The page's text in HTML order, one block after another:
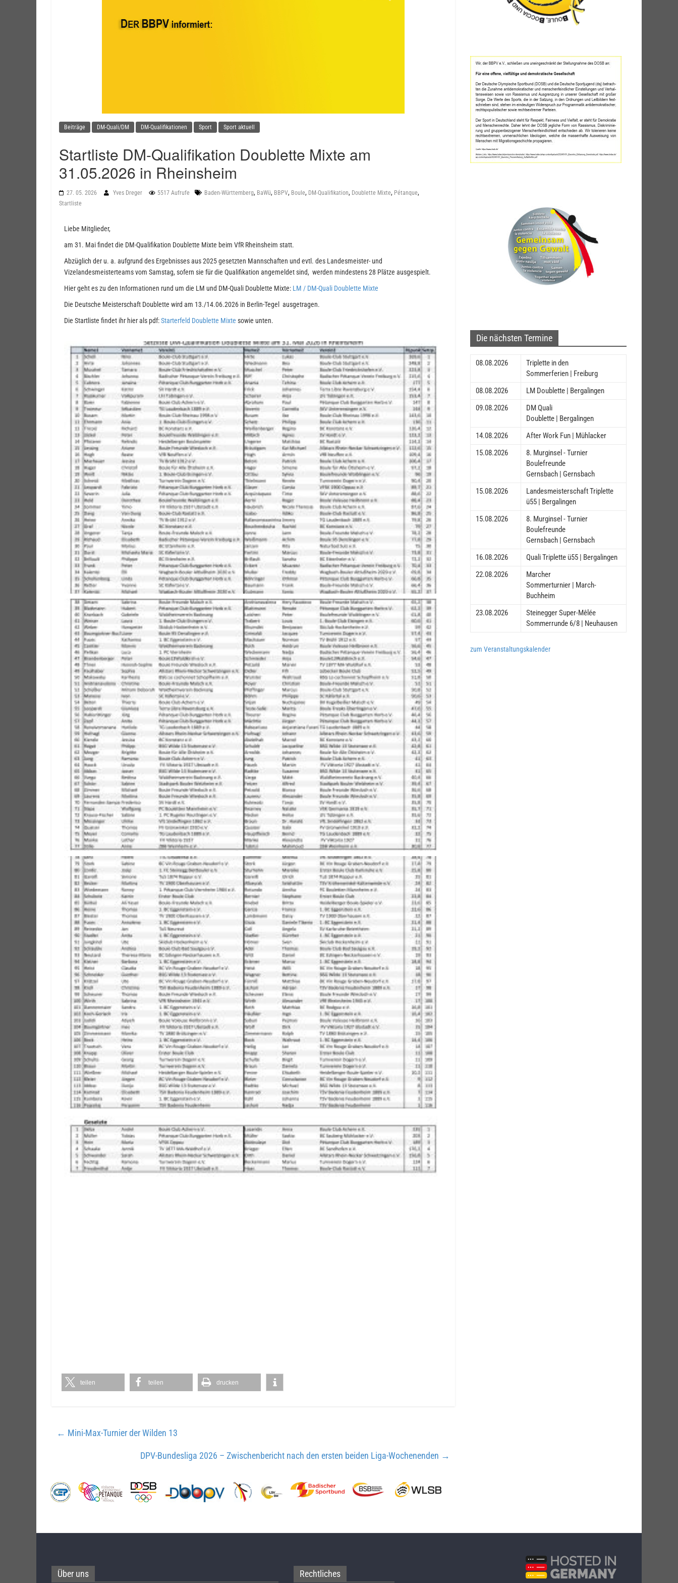
Beiträge DM-Quali/DM DM-Qualifikationen Sport Sport aktuell
Startliste DM-Qualifikation Doublette Mixte am
31.05.2026 in Rheinsheim
27. 05. 2026 Yves Dreger 5517 Aufrufe Baden-Württemberg, BaWü, BBPV, Boule, DM-Qualifikation, Doublette Mixte, Pétanque,
Startliste
Liebe Mitglieder,
am 31. Mai findet die DM-Qualifikation Doublette Mixte beim VfR Rheinsheim statt.
Abzüglich der u. a. aufgrund des Ergebnisses aus 2025 gesetzten Mannschaften und evtl. des Landesmeister- und
Vizelandesmeisterteams vom Samstag, sofern sie für die Qualifikation angemeldet sind, werden mindestens 28 Plätze ausgespielt.
Hier geht es zu den Informationen rund um die LM und DM-Quali Doublette Mixte: LM / DM-Quali Doublette Mixte
Die Deutsche Meisterschaft Doublette wird am 13./14.06.2026 in Berlin-Tegel ausgetragen.
Die Startliste findet ihr hier als pdf:Starterfeld Doublette Mixte sowie unten.
teilen teilen drucken
← Mini-Max-Turnier der Wilden 13
DPV-Bundesliga 2026 – Zwischenbericht nach den ersten beiden Liga-Wochenenden →
Die nächsten Termine
08.08.2026
Triplette in den
Sommerferien | Freiburg
08.08.2026
LM Doublette | Bergalingen
09.08.2026
DM Quali
Doublette | Bergalingen
14.08.2026
After Work Fun | Mühlacker
15.08.2026
8. Murginsel - Turnier
Boulefreunde
Gernsbach | Gernsbach
15.08.2026
Landesmeisterschaft Triplette
ü55 | Bergalingen
15.08.2026
8. Murginsel - Turnier
Boulefreunde
Gernsbach | Gernsbach
16.08.2026
Quali Triplette ü55 | Bergalingen
22.08.2026
Marcher
Sommerturnier | March-
Buchheim
23.08.2026
Steinegger Super-Mêlée
Sommerrunde 6/8 | Neuhausen
zum Veranstaltungskalender
Über uns Rechtliches